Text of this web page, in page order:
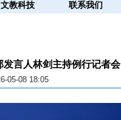
文教科技 联系我们
发言人林剑主持例行记者会
05-08 18:05